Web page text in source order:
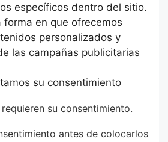
específicos dentro del sitio.
forma en que ofrecemos
personalizados y
las campañas publicitarias
su consentimiento
su consentimiento.
antes de colocarlos